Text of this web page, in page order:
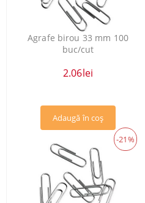
Agrafe birou 33 mm 100
buc/cut
2.06lei
-21%